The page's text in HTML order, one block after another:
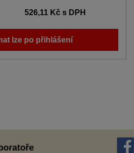
526,11 Kčs DPH
lze po přihlášení